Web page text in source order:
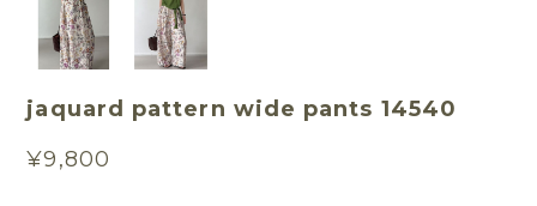
jaquard pattern wide pants 14540
¥9,800